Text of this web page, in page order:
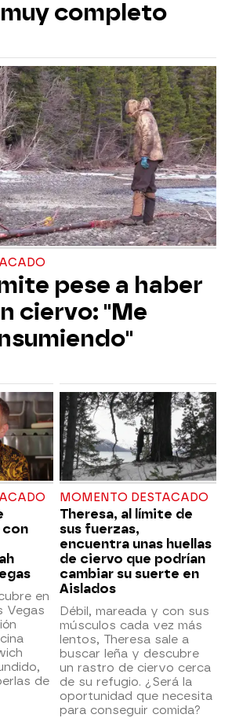
completo
pese a haber
ciervo: "Me
con
en
Vegas
de
MOMENTO DESTACADO
Theresa, al límite de
sus fuerzas,
encuentra unas huellas
de ciervo que podrían
cambiar su suerte en
Aislados
Débil, mareada y con sus
músculos cada vez más
lentos, Theresa sale a
buscar leña y descubre
un rastro de ciervo cerca
de su refugio. ¿Será la
oportunidad que necesita
para conseguir comida?